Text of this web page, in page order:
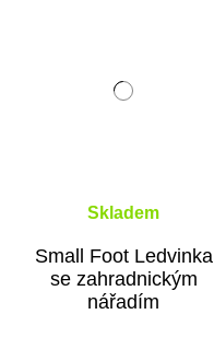
Skladem
Small Foot Ledvinka
se zahradnickým
nářadím